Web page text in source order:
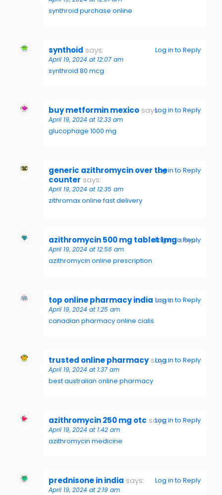
synthroid purchase online
synthoid says:
April 19, 2024 at 12:07 am
synthroid 80 mcg
Log in to Reply
buy metformin mexico says:
April 19, 2024 at 12:33 am
glucophage 1000 mg
Log in to Reply
generic azithromycin over the
counter says:
April 19, 2024 at 12:35 am
zithromax online fast delivery
Log in to Reply
azithromycin 500 mg tablet 1mgsays:
April 19, 2024 at 12:56 am
azithromycin online prescription
Log in to Reply
top online pharmacy india says:
April 19, 2024 at 1:25 am
canadian pharmacy online cialis
Log in to Reply
trusted online pharmacy says:
April 19, 2024 at 1:37 am
best australian online pharmacy
Log in to Reply
azithromycin 250 mg otc says:
April 19, 2024 at 1:42 am
azithromycin medicine
Log in to Reply
prednisone in india says:
April 19, 2024 at 2:19 am
Log in to Reply